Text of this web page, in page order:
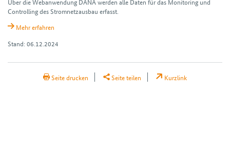
Controlling des Stromnetzausbau erfasst.
Mehr erfahren
Stand: 06.12.2024
Seite drucken Seite teilen Kurzlink